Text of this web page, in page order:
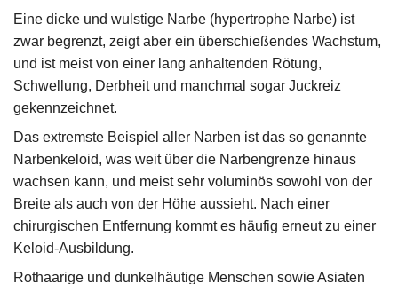
Eine dicke und wulstige Narbe (hypertrophe Narbe) ist
zwar begrenzt, zeigt aber ein überschießendes Wachstum,
und ist meist von einer lang anhaltenden Rötung,
Schwellung, Derbheit und manchmal sogar Juckreiz
gekennzeichnet.
Das extremste Beispiel aller Narben ist das so genannte
Narbenkeloid, was weit über die Narbengrenze hinaus
wachsen kann, und meist sehr voluminös sowohl von der
Breite als auch von der Höhe aussieht. Nach einer
chirurgischen Entfernung kommt es häufig erneut zu einer
Keloid-Ausbildung.
Rothaarige und dunkelhäutige Menschen sowie Asiaten